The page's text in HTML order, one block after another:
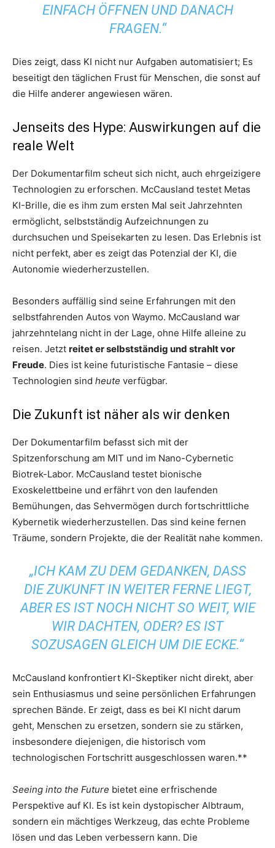
INFACH ÖFFNEN UND DANACH F
RAGEN.“
Dies zeigt, dass KI nicht nur Aufgaben automatisiert; Es
beseitigt den täglichen Frust für Menschen, die sonst auf
die Hilfe anderer angewiesen wären.
Jenseits des Hype: Auswirkungen auf die
reale Welt
Der Dokumentarfilm scheut sich nicht, auch ehrgeizigere
Technologien zu erforschen. McCausland testet Metas
KI-Brille, die es ihm zum ersten Mal seit Jahrzehnten
ermöglicht, selbstständig Aufzeichnungen zu
durchsuchen und Speisekarten zu lesen. Das Erlebnis ist
nicht perfekt, aber es zeigt das Potenzial der KI, die
Autonomie wiederherzustellen.
Besonders auffällig sind seine Erfahrungen mit den
selbstfahrenden Autos von Waymo. McCausland war
jahrzehntelang nicht in der Lage, ohne Hilfe alleine zu
reisen. Jetzt reitet er selbstständig und strahlt vor
Freude. Dies ist keine futuristische Fantasie – diese
Technologien sind heute verfügbar.
Die Zukunft ist näher als wir denken
Der Dokumentarfilm befasst sich mit der
Spitzenforschung am MIT und im Nano-Cybernetic
Biotrek-Labor. McCausland testet bionische
Exoskelettbeine und erfährt von den laufenden
Bemühungen, das Sehvermögen durch fortschrittliche
Kybernetik wiederherzustellen. Das sind keine fernen
Träume, sondern Projekte, die der Realität nahe kommen.
„ICH KAM ZU DEM GEDANKEN, DASS
DIE ZUKUNFT IN WEITER FERNE LIEGT,
ABER ES IST NOCH NICHT SO WEIT, WIE
WIR DACHTEN, ODER? ES IST
SOZUSAGEN GLEICH UM DIE ECKE.“
McCausland konfrontiert KI-Skeptiker nicht direkt, aber
sein Enthusiasmus und seine persönlichen Erfahrungen
sprechen Bände. Er zeigt, dass es bei KI nicht darum
geht, Menschen zu ersetzen, sondern sie zu stärken,
insbesondere diejenigen, die historisch vom
technologischen Fortschritt ausgeschlossen waren.**
Seeing into the Future bietet eine erfrischende
Perspektive auf KI. Es ist kein dystopischer Albtraum,
sondern ein mächtiges Werkzeug, das echte Probleme
lösen und das Leben verbessern kann. Die